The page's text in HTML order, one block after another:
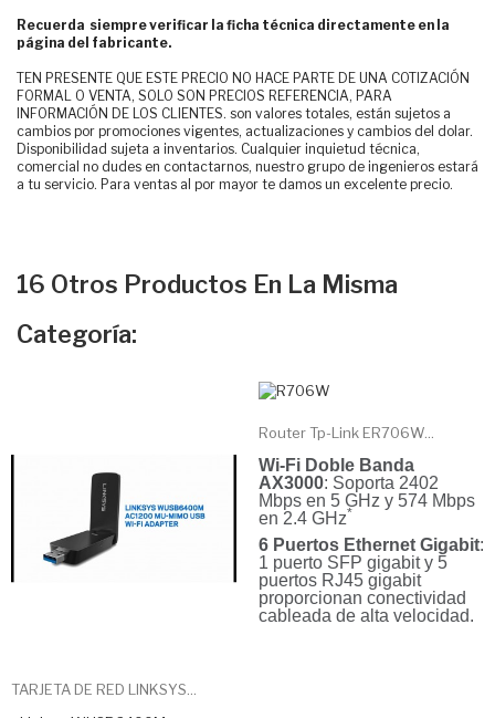
Recuerda siempre verificar la ficha técnica directamente en la
página del fabricante.
TEN PRESENTE QUE ESTE PRECIO NO HACE PARTE DE UNA COTIZACIÓN
FORMAL O VENTA, SOLO SON PRECIOS REFERENCIA, PARA
INFORMACIÓN DE LOS CLIENTES. son valores totales, están sujetos a
cambios por promociones vigentes, actualizaciones y cambios del dolar.
Disponibilidad sujeta a inventarios. Cualquier inquietud técnica,
comercial no dudes en contactarnos, nuestro grupo de ingenieros estará
a tu servicio. Para ventas al por mayor te damos un excelente precio.
16 Otros Productos En La Misma
Categoría:
TARJETA DE RED LINKSYS...
Router Tp-Link ER706W...
Wi-Fi Doble Banda
AX3000: Soporta 2402
Mbps en 5 GHz y 574 Mbps
en 2.4 GHz*
6 Puertos Ethernet Gigabit:
1 puerto SFP gigabit y 5
puertos RJ45 gigabit
proporcionan conectividad
cableada de alta velocidad.